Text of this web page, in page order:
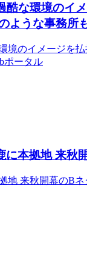
酷な環境のイ
ような事務所
境のイメージを
ポータル
本拠地 来秋
地 来秋開幕のB